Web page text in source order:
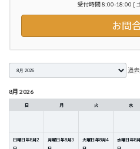
受付時間 8:00-18:00 [
お問
選
過
8月 2026
日 月 火 水
日曜日 年8月2
月曜日 年8月3
火曜日 年8月4
水曜日 年8月